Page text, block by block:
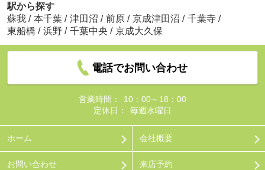
駅から探す
蘇我 / 本千葉 / 津田沼 / 前原 / 京成津田沼 / 千葉寺 /
東船橋 / 浜野 / 千葉中央 / 京成大久保
電話でお問い合わせ
営業時間：
10：00～18：00
定休日：
毎週水曜日
ホーム 会社概要
お問い合わせ 来店予約